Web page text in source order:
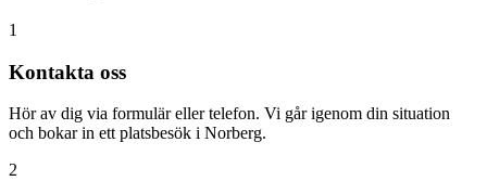
1
Kontakta oss
Hör av dig via formulär eller telefon. Vi går igenom din situation
och bokar in ett platsbesök i Norberg.
2